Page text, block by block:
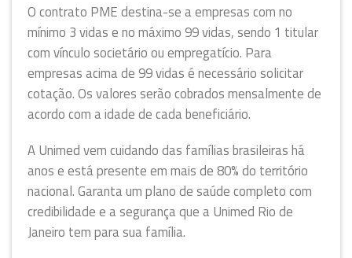
O contrato PME destina-se a empresas com no
mínimo 3 vidas e no máximo 99 vidas, sendo 1 titular
com vínculo societário ou empregatício. Para
empresas acima de 99 vidas é necessário solicitar
cotação. Os valores serão cobrados mensalmente de
acordo com a idade de cada beneficiário.
A Unimed vem cuidando das famílias brasileiras há
anos e está presente em mais de 80% do território
nacional. Garanta um plano de saúde completo com
credibilidade e a segurança que a Unimed Rio de
Janeiro tem para sua família.